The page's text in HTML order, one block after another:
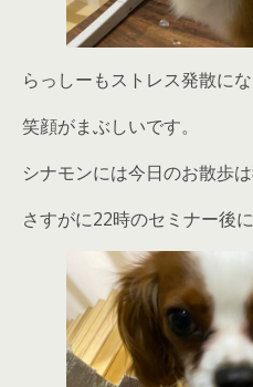
らっしーもストレス発散に
笑顔がまぶしいです。
シナモンには今日のお散歩
さすがに22時のセミナー後